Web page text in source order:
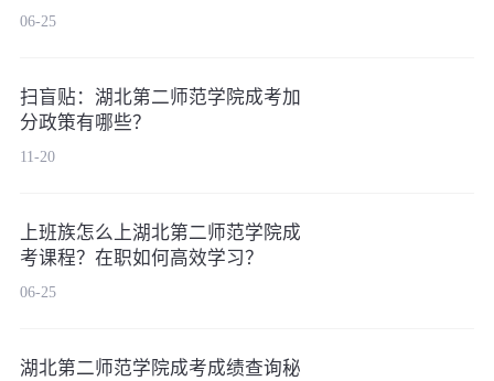
目？
06-25
扫盲贴：湖北第二师范学院成考加
分政策有哪些？
11-20
上班族怎么上湖北第二师范学院成
考课程？在职如何高效学习？
06-25
湖北第二师范学院成考成绩查询秘